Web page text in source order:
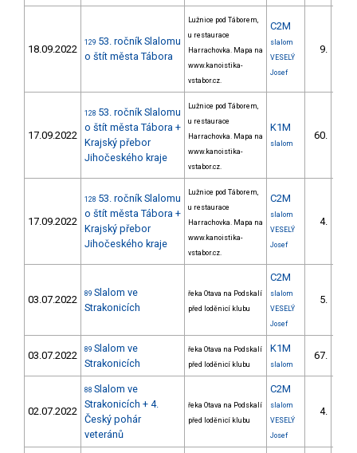
18.09.2022
129 53. ročník Slalomu
o štít města Tábora
Lužnice pod Táborem,
u restaurace
Harrachovka. Mapa na
www.kanoistika-
vstabor.cz.
C2M
slalom
VESELÝ
Josef
9.
17.09.2022
128 53. ročník Slalomu
o štít města Tábora +
Krajský přebor
Jihočeského kraje
Lužnice pod Táborem,
u restaurace
Harrachovka. Mapa na
www.kanoistika-
vstabor.cz.
K1M
slalom
60.
17.09.2022
128 53. ročník Slalomu
o štít města Tábora +
Krajský přebor
Jihočeského kraje
Lužnice pod Táborem,
u restaurace
Harrachovka. Mapa na
www.kanoistika-
vstabor.cz.
C2M
slalom
VESELÝ
Josef
4.
03.07.2022 89 Slalom ve
Strakonicích
řeka Otava na Podskalí
před loděnicí klubu
C2M
slalom
VESELÝ
Josef
5.
03.07.2022 89 Slalom ve
Strakonicích
řeka Otava na Podskalí
před loděnicí klubu
K1M
slalom
67.
02.07.2022
88 Slalom ve
Strakonicích + 4.
Český pohár
veteránů
řeka Otava na Podskalí
před loděnicí klubu
C2M
slalom
VESELÝ
Josef
4.